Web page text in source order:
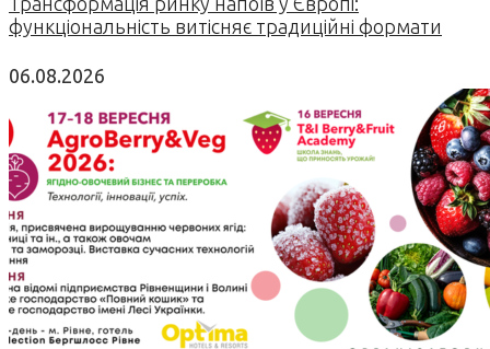
функціональність витісняє традиційні формати
06.08.2026